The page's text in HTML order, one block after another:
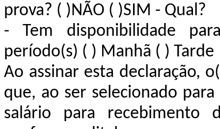
prova? ( )NÃO ( )SIM - Qual?
- Tem disponibilidade
período(s) ( ) Manhã ( ) Tarde
Ao assinar esta declaração,
que, ao ser selecionado
salário para recebimento